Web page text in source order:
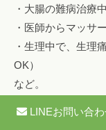
・大腸の難病治療
・医師からマッサ
・生理中で、生理
OK）
など。
あくまでご自身の
LINEお問い合